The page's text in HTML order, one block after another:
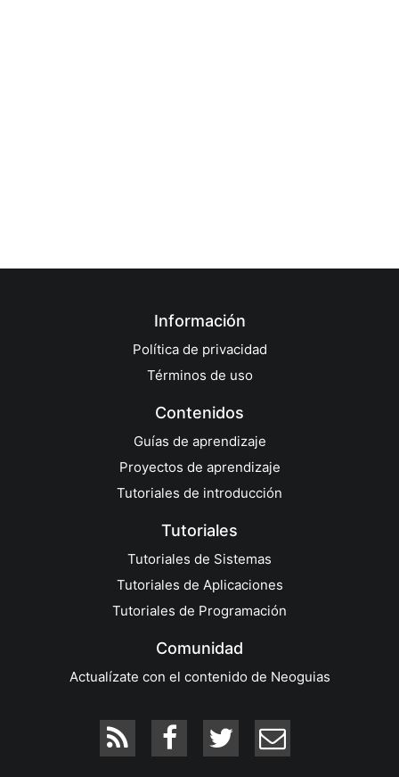
Información
Política de privacidad
Términos de uso
Contenidos
Guías de aprendizaje
Proyectos de aprendizaje
Tutoriales de introducción
Tutoriales
Tutoriales de Sistemas
Tutoriales de Aplicaciones
Tutoriales de Programación
Comunidad
Actualízate con el contenido de Neoguias